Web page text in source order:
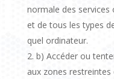
normale des services
et de tous les types
quel ordinateur.
b) Accéder ou
aux zones restreintes